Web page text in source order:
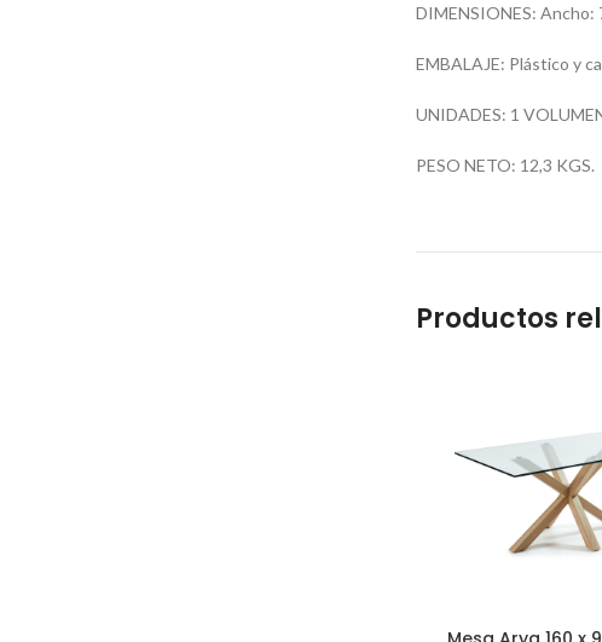
DIMENSIONES: Ancho:
EMBALAJE: Plástico y
UNIDADES: 1
PESO NETO: 12,3 KGS.
Productos